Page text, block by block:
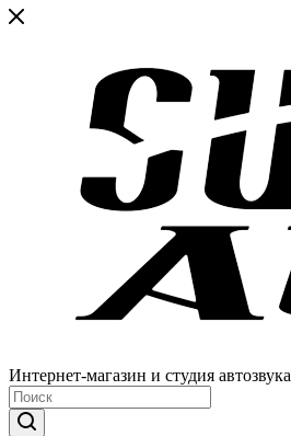
Интернет-магазин и студия автозвука